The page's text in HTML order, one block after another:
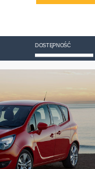
DOSTĘPNOŚĆ